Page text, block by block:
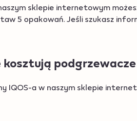
sklepie internetowym
5 opakowań. Jeśli szukasz
kosztują podgrzewacze
IQOS-a w naszym sklepie